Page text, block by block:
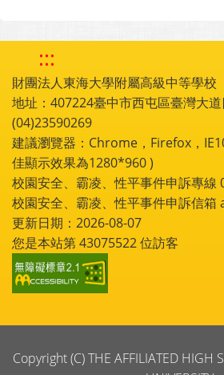
:::
財團法人東海大學附屬高級中等學校
地址：407224臺中市西屯區臺灣大道
(04)23590269
建議瀏覽器：Chrome，Firefox，
佳顯示效果為1280*960 )
校園安全、霸凌、性平事件申訴專線
校園安全、霸凌、性平事件申訴信
更新日期：2026-08-07
您是本站第43075522位訪客
Copyright (C) THE AFFILIATED HIGH